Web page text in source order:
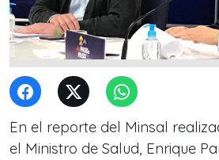
En el reporte del Minsal
el Ministro de Salud, Enrique